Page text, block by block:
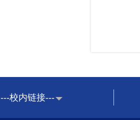
---校内链接---